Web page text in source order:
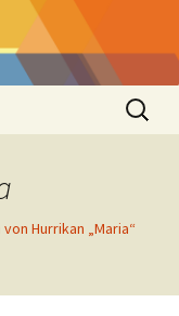
Suchen
nach:
Hurrikan „Maria“